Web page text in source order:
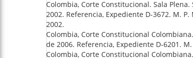
Colombia, Corte Constitucional. Sala
2002. Referencia, Expediente D-3672. M.
2002.
Colombia, Corte Constitucional
de 2006. Referencia, Expediente D-6201.
Colombia, Corte Constitucional